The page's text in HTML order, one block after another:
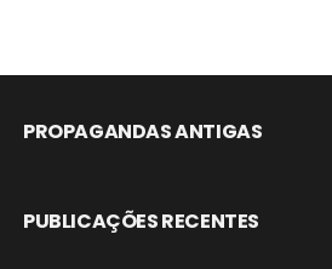
PROPAGANDAS ANTIGAS
PUBLICAÇÕES RECENTES